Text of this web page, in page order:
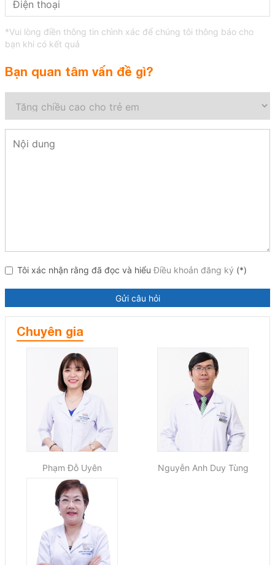
*Vui lòng điền thông tin chình xác để chúng tôi thông báo cho
bạn khi có kết quả
Bạn quan tâm vấn đề gì?
Tôi xác nhận rằng đã đọc và hiểuĐiều khoản đăng ký (*)
Gửi câu hỏi
Chuyên gia
Phạm Đỗ Uyên Nguyễn Anh Duy Tùng